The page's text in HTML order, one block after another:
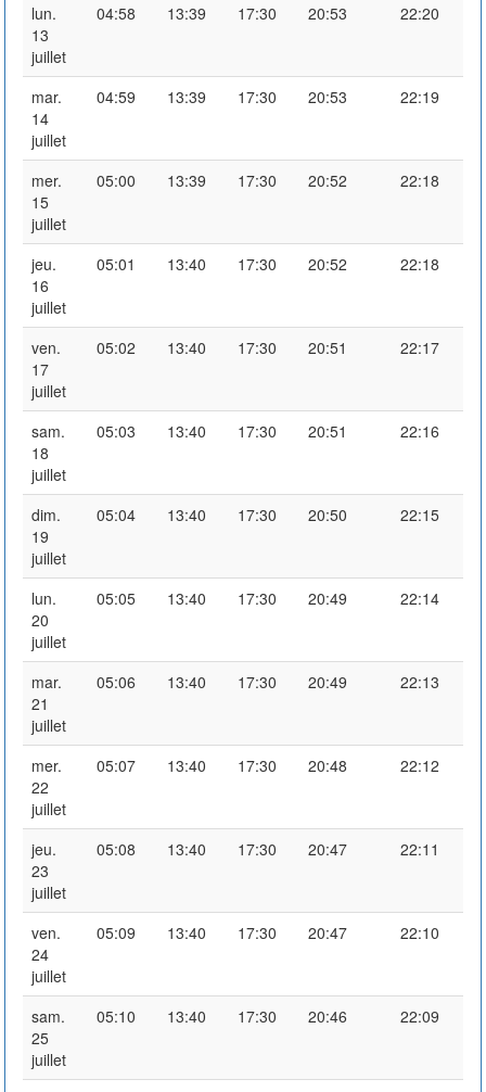
lun.
13
juillet
04:58 13:39 17:30 20:53 22:20
mar.
14
juillet
04:59 13:39 17:30 20:53 22:19
mer.
15
juillet
05:00 13:39 17:30 20:52 22:18
jeu.
16
juillet
05:01 13:40 17:30 20:52 22:18
ven.
17
juillet
05:02 13:40 17:30 20:51 22:17
sam.
18
juillet
05:03 13:40 17:30 20:51 22:16
dim.
19
juillet
05:04 13:40 17:30 20:50 22:15
lun.
20
juillet
05:05 13:40 17:30 20:49 22:14
mar.
21
juillet
05:06 13:40 17:30 20:49 22:13
mer.
22
juillet
05:07 13:40 17:30 20:48 22:12
jeu.
23
juillet
05:08 13:40 17:30 20:47 22:11
ven.
24
juillet
05:09 13:40 17:30 20:47 22:10
sam.
25
juillet
05:10 13:40 17:30 20:46 22:09